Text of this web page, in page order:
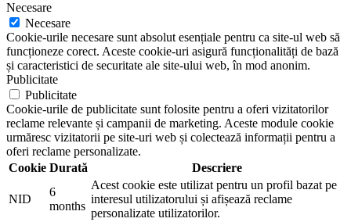
Necesare
Necesare
Cookie-urile necesare sunt absolut esențiale pentru ca site-ul web să
funcționeze corect. Aceste cookie-uri asigură funcționalități de bază
și caracteristici de securitate ale site-ului web, în mod anonim.
Publicitate
Publicitate
Cookie-urile de publicitate sunt folosite pentru a oferi vizitatorilor
reclame relevante și campanii de marketing. Aceste module cookie
urmăresc vizitatorii pe site-uri web și colectează informații pentru a
oferi reclame personalizate.
Cookie Durată Descriere
NID
6
months
Acest cookie este utilizat pentru un profil bazat pe
interesul utilizatorului și afișează reclame
personalizate utilizatorilor.